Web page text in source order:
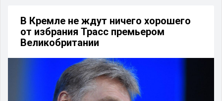
В Кремле не ждут ничего хорошего
от избрания Трасс премьером
Великобритании